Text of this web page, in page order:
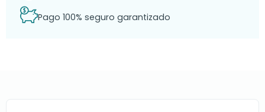
Pago 100% seguro garantizado